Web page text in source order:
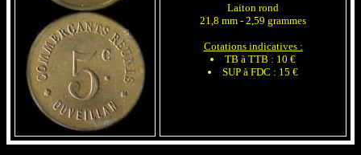
Laiton rond
21,8 mm - 2,59 grammes
Cotations indicatives :
TB à TTB : 10 €
SUP à FDC : 15 €